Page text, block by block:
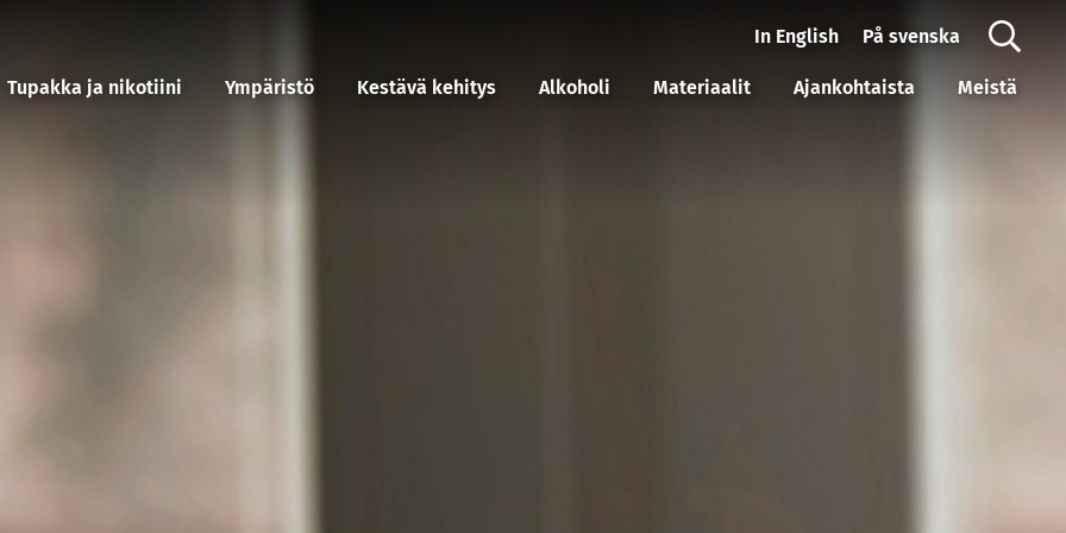
Tupakka ja nikotiini Ympäristö Kestävä kehitys Alkoholi Materiaalit Ajankohtaista Meistä
In English På svenska